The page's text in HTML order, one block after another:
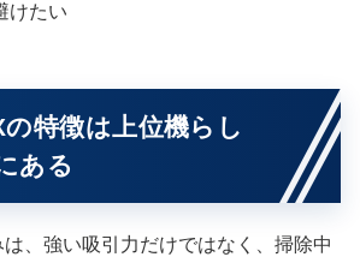
けたい
特徴は上位機らし
ある
、強い吸引力だけではなく、掃除中